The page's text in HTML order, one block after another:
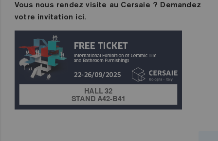
Vous nous rendez visite au Cersaie ? Demandez
votre invitation ici.